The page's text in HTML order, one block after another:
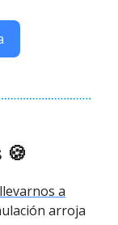
a
arroja